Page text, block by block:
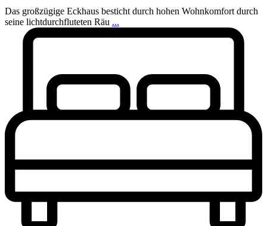
Das großzügige Eckhaus besticht durch hohen Wohnkomfort durch
seine lichtdurchfluteten Räu ...